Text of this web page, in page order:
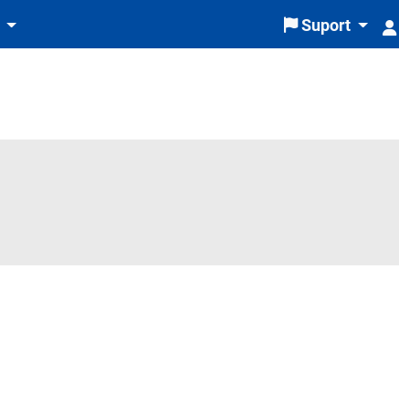
Suport